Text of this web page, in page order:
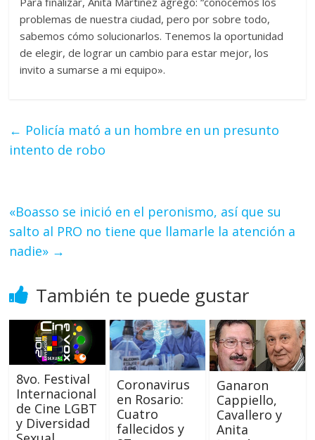
problemas de nuestra ciudad, pero por sobre todo,
sabemos cómo solucionarlos. Tenemos la oportunidad
de elegir, de lograr un cambio para estar mejor, los
invito a sumarse a mi equipo».
← Policía mató a un hombre en un presunto
intento de robo
«Boasso se inició en el peronismo, así que su
salto al PRO no tiene que llamarle la atención a
nadie» →
También te puede gustar
8vo. Festival
Internacional
de Cine LGBT
y Diversidad
Coronavirus
en Rosario:
Cuatro
fallecidos y
Ganaron
Cappiello,
Cavallero y
Anita